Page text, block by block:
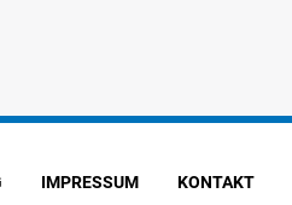
IMPRESSUM KONTAKT